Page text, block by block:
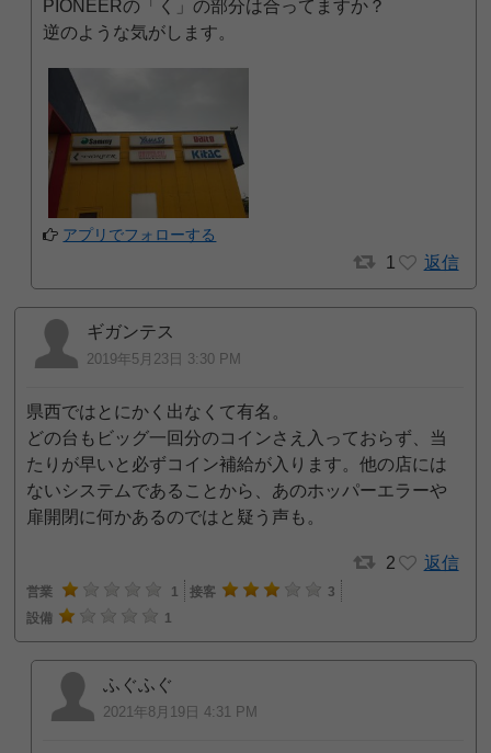
PIONEERの「く」の部分は合ってますか？
逆のような気がします。
アプリでフォローする
1 返信
ギガンテス
2019年5月23日 3:30 PM
県西ではとにかく出なくて有名。
どの台もビッグ一回分のコインさえ入っておらず、当
たりが早いと必ずコイン補給が入ります。他の店には
ないシステムであることから、あのホッパーエラーや
扉開閉に何かあるのではと疑う声も。
2 返信
営業 1 接客
3
設備
1
ふぐふぐ
2021年8月19日 4:31 PM